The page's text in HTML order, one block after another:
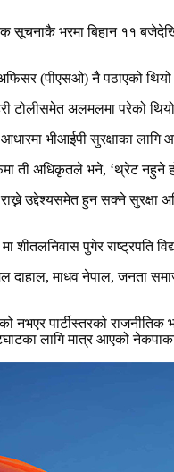
भरमा बिहान ११
(पीएसओ) नै पठाएको
टोलीसमेत अलमलमा परेको
भीआईपी सुरक्षाका लागि
ती अधिकृतले भने, ‘थ्रेट
उद्देश्यसमेत हुन सक्ने
पुगेर राष्ट्रपति
माधव नेपाल, जनता
नभएर पार्टीस्तरको
लागि मात्र आएको